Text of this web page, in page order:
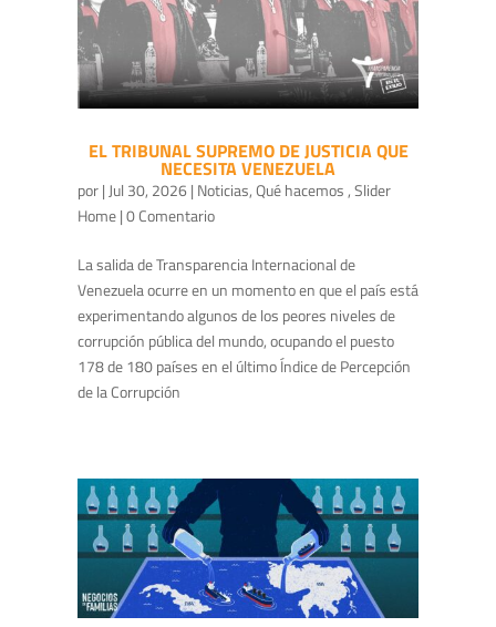
EL TRIBUNAL SUPREMO DE JUSTICIA QUE
NECESITA VENEZUELA
por| Jul 30, 2026| Noticias,Qué hacemos ,Slider
Home| 0 Comentario
La salida de Transparencia Internacional de
Venezuela ocurre en un momento en que el país está
experimentando algunos de los peores niveles de
corrupción pública del mundo, ocupando el puesto
178 de 180 países en el último Índice de Percepción
de la Corrupción